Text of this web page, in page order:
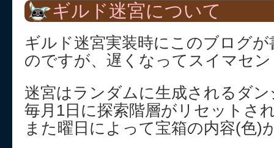
ギルド迷宮について
ギルド迷宮実装時にこのブログ
のですが、遅くなってスイマセン
迷宮はランダムに生成されるダ
毎月1日に探索階層がリセットさ
また曜日によって宝箱の内容(色)